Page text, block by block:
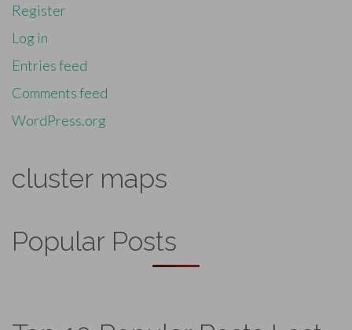
Register
Log in
Entries feed
Comments feed
WordPress.org
cluster maps
Popular Posts